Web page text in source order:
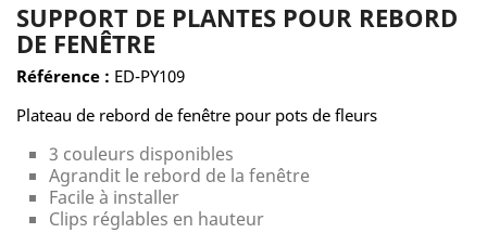
SUPPORT DE PLANTES POUR REBORD
DE FENÊTRE
Référence : ED-PY109
Plateau de rebord de fenêtre pour pots de fleurs
3 couleurs disponibles
Agrandit le rebord de la fenêtre
Facile à installer
Clips réglables en hauteur